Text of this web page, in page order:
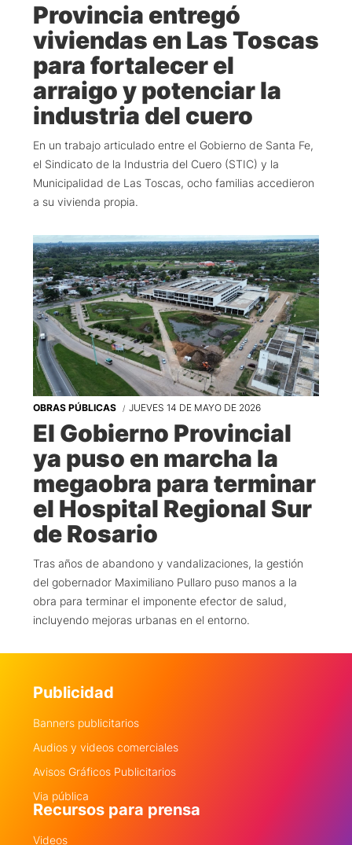
Provincia entregó
viviendas en Las Toscas
para fortalecer el
arraigo y potenciar la
industria del cuero
En un trabajo articulado entre el Gobierno de Santa Fe,
el Sindicato de la Industria del Cuero (STIC) y la
Municipalidad de Las Toscas, ocho familias accedieron
a su vivienda propia.
OBRAS PÚBLICAS JUEVES 14 DE MAYO DE 2026
El Gobierno Provincial
ya puso en marcha la
megaobra para terminar
el Hospital Regional Sur
de Rosario
Tras años de abandono y vandalizaciones, la gestión
del gobernador Maximiliano Pullaro puso manos a la
obra para terminar el imponente efector de salud,
incluyendo mejoras urbanas en el entorno.
Publicidad
Banners publicitarios
Audios y videos comerciales
Avisos Gráficos Publicitarios
Via pública
Recursos para prensa
Videos